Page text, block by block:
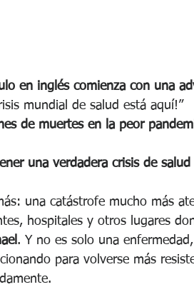
en inglés comienza con una
mundial de salud está aquí!”
de muertes en la peor
una verdadera crisis de salud
una catástrofe mucho más
hospitales y otros lugares
. Y no es solo una
para volverse más